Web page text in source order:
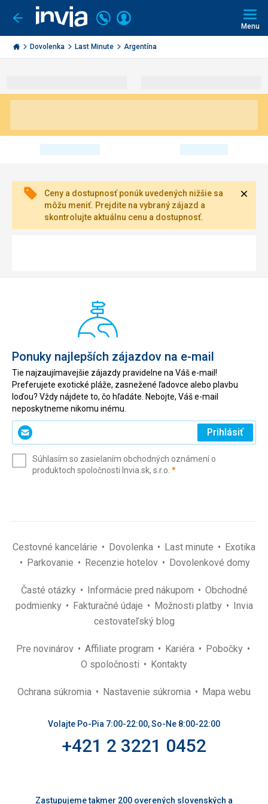
Ísť
späť
Invia.sk
Volajte
+421
2
3221
Prihlásiť
Menu
Dovolenka Last Minute Argentína
Ceny a dostupnosť ponúk uvedených nižšie sa
môžu meniť. Prejdite na vybraný zájazd a
skontrolujte aktuálnu cenu a dostupnosť.
Ponuky najlepších zájazdov na e-mail
Tie najzaujímavejšie zájazdy pravidelne na Váš e-mail!
Preferujete exotické pláže, zasnežené ľadovce alebo plavbu
loďou? Vždy nájdete to, čo hľadáte. Nebojte, Váš e-mail
neposkytneme nikomu inému.
Zadajte
svoj
(povinné)
Prihlásiť
Súhlasím so zasielaním obchodných oznámení o
produktoch spoločnosti Invia.sk, s.r.o. *(povinné)
Cestovné kancelárie Dovolenka Last minute
Exotika
Parkovanie
Recenzie hotelov Dovolenkové domy
Časté otázky Informácie pred nákupom
Obchodné
podmienky
Fakturačné údaje Možnosti platby
Invia
cestovateľský blog
Pre novinárov Affiliate program Kariéra
Pobočky
O spoločnosti
Kontakty
Ochrana súkromia Nastavenie súkromia Mapa webu
Volajte Po-Pia 7:00-22:00, So-Ne 8:00-22:00
+421 2 3221 0452
Zastupujeme takmer 200 overených slovenských a